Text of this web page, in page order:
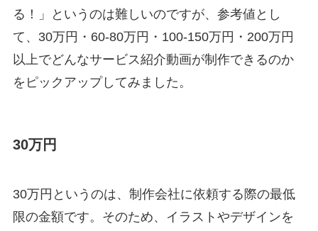
る！」というのは難しいのですが、参考値とし
て、30万円・60-80万円・100-150万円・200万円
以上でどんなサービス紹介動画が制作できるのか
をピックアップしてみました。
30万円
30万円というのは、制作会社に依頼する際の最低
限の金額です。そのため、イラストやデザインを